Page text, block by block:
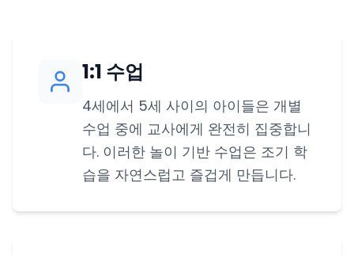
1:1 수업
4세에서 5세 사이의 아이들은 개별
수업 중에 교사에게 완전히 집중합니
다. 이러한 놀이 기반 수업은 조기 학
습을 자연스럽고 즐겁게 만듭니다.